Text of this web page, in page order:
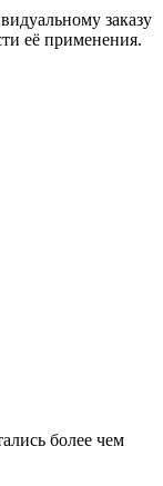
заказу
её применения.
более чем